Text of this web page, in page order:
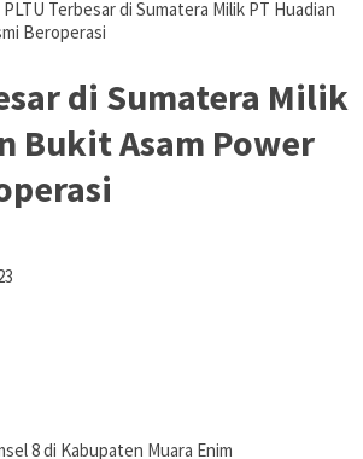
PLTU Terbesar di Sumatera Milik PT Huadian
Beroperasi
di Sumatera Milik
Bukit Asam Power
8 di Kabupaten Muara Enim